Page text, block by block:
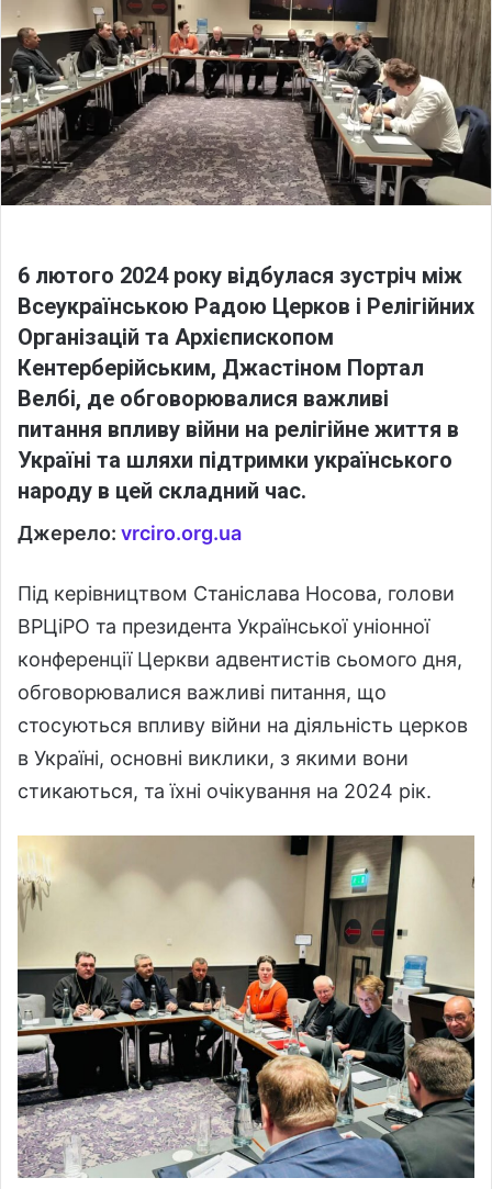
w
o
n
X
e
m
a
i
l
6 лютого 2024 року відбулася зустріч між
Всеукраїнською Радою Церков і Релігійних
Організацій та Архієпископом
Кентерберійським, Джастіном Портал
Велбі, де обговорювалися важливі
питання впливу війни на релігійне життя в
Україні та шляхи підтримки українського
народу в цей складний час.
Джерело: vrciro.org.ua
Під керівництвом Станіслава Носова, голови
ВРЦіРО та президента Української уніонної
конференції Церкви адвентистів сьомого дня,
обговорювалися важливі питання, що
стосуються впливу війни на діяльність церков
в Україні, основні виклики, з якими вони
стикаються, та їхні очікування на 2024 рік.